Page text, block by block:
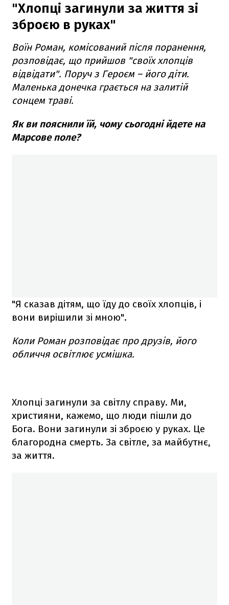
"Хлопці загинули за життя зі
зброєю в руках"
Воїн Роман, комісований після поранення,
розповідає, що прийшов "своїх хлопців
відвідати". Поруч з Героєм – його діти.
Маленька донечка грається на залитій
сонцем траві.
Як ви пояснили їй, чому сьогодні йдете на
Марсове поле?
"Я сказав дітям, що їду до своїх хлопців, і
вони вирішили зі мною".
Коли Роман розповідає про друзів, його
обличчя освітлює усмішка.
Хлопці загинули за світлу справу. Ми,
християни, кажемо, що люди пішли до
Бога. Вони загинули зі зброєю у руках. Це
благородна смерть. За світле, за майбутнє,
за життя.